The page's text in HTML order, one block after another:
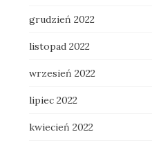
grudzień 2022
listopad 2022
wrzesień 2022
lipiec 2022
kwiecień 2022